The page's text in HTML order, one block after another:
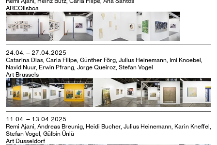
ARCOlisboa
24.04. — 27.04.2025
Catarina Dias, Carla Filipe, Günther Förg, Julius Heinemann, Imi Knoebel,
Navid Nuur, Erwin Pfrang, Jorge Queiroz, Stefan Vogel
Art Brussels
11.04. — 13.04.2025
Remi Ajani, Andreas Breunig, Heidi Bucher, Julius Heinemann, Karin Kneffel,
Stefan Vogel, Gülbin Ünlü
Art Düsseldorf